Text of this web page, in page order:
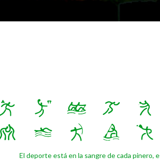
El deporte está en la sangre de cada pinero,